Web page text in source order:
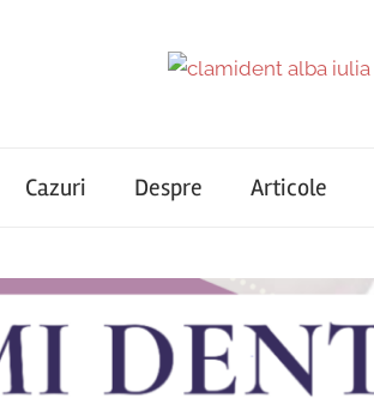
Cazuri Despre Articole